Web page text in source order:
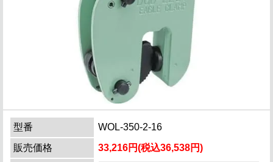
型番
WOL-350-2-16
販売価格
33,216円(税込36,538円)